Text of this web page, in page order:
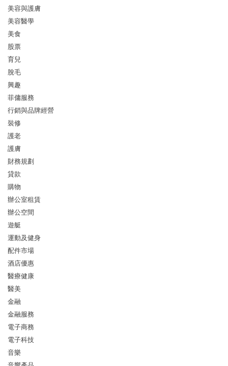
美容與護膚
美容醫學
美食
股票
育兒
脫毛
興趣
菲傭服務
行銷與品牌經營
裝修
護老
護膚
財務規劃
貸款
購物
辦公室租賃
辦公空間
遊艇
運動及健身
配件市場
酒店優惠
醫療健康
醫美
金融
金融服務
電子商務
電子科技
音樂